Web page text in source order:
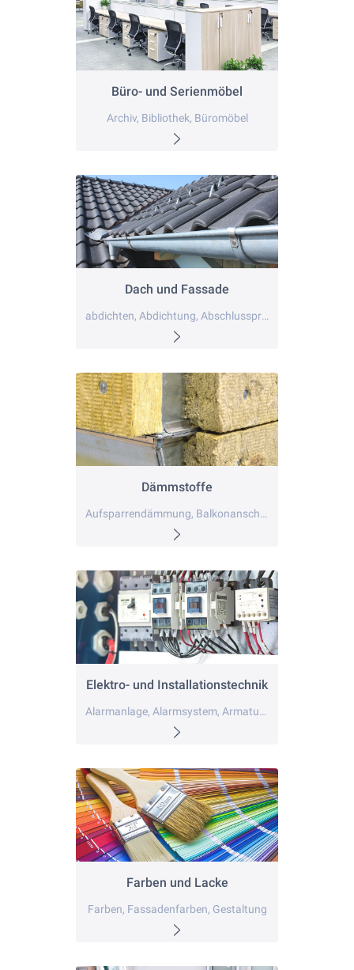
Büro- und Serienmöbel
Archiv, Bibliothek, Büromöbel
Dach und Fassade
abdichten, Abdichtung, Abschlussprofil
Dämmstoffe
Aufsparrendämmung, Balkonanschluss, Bodendämmung
Elektro- und Installationstechnik
Alarmanlage, Alarmsystem, Armaturen
Farben und Lacke
Farben, Fassadenfarben, Gestaltung